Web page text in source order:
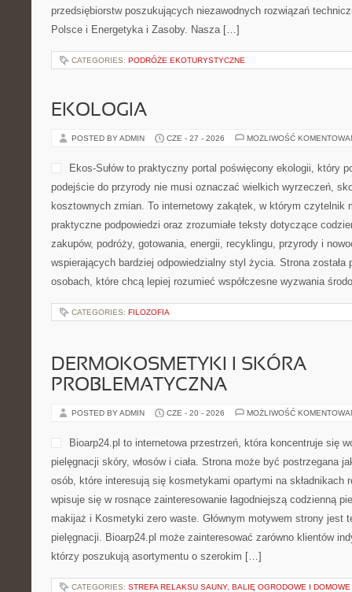
przedsiębiorstw poszukujących niezawodnych rozwiązań
Polsce i Energetyka i Zasoby. Nasza […]
CATEGORIES: PODRÓŻE EKOTURYSTYCZNE
EKOLOGIA
POSTED BY ADMIN CZE - 27 - 2026 MOŻLIWOŚĆ
Ekos-Sułów to praktyczny portal poświęcony ekologii, który
podejście do przyrody nie musi oznaczać wielkich wyrzeczeń,
kosztownych zmian. To internetowy zakątek, w którym czytelnik
praktyczne podpowiedzi oraz zrozumiałe teksty dotyczące
zakupów, podróży, gotowania, energii, recyklingu, przyrody i
wspierających bardziej odpowiedzialny styl życia. Strona została
osobach, które chcą lepiej rozumieć współczesne wyzwania
CATEGORIES: FILOZOFIA
DERMOKOSMETYKI I SKÓRA
PROBLEMATYCZNA
POSTED BY ADMIN CZE - 20 - 2026 MOŻLIWOŚĆ
Bioarp24.pl to internetowa przestrzeń, która koncentruje się
pielęgnacji skóry, włosów i ciała. Strona może być postrzegana
osób, które interesują się kosmetykami opartymi na składnikach
wpisuje się w rosnące zainteresowanie łagodniejszą codzienną
makijaż i Kosmetyki zero waste. Głównym motywem strony jest
pielęgnacji. Bioarp24.pl może zainteresować zarówno klientów
którzy poszukują asortymentu o szerokim […]
CATEGORIES: STREFA RELAKSU SAUNY, BALIĘ OGRODOWE I DOMOWE